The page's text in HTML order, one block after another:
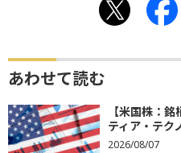
あわせて読む
【米国株：
ティア・テク
2026/08/07